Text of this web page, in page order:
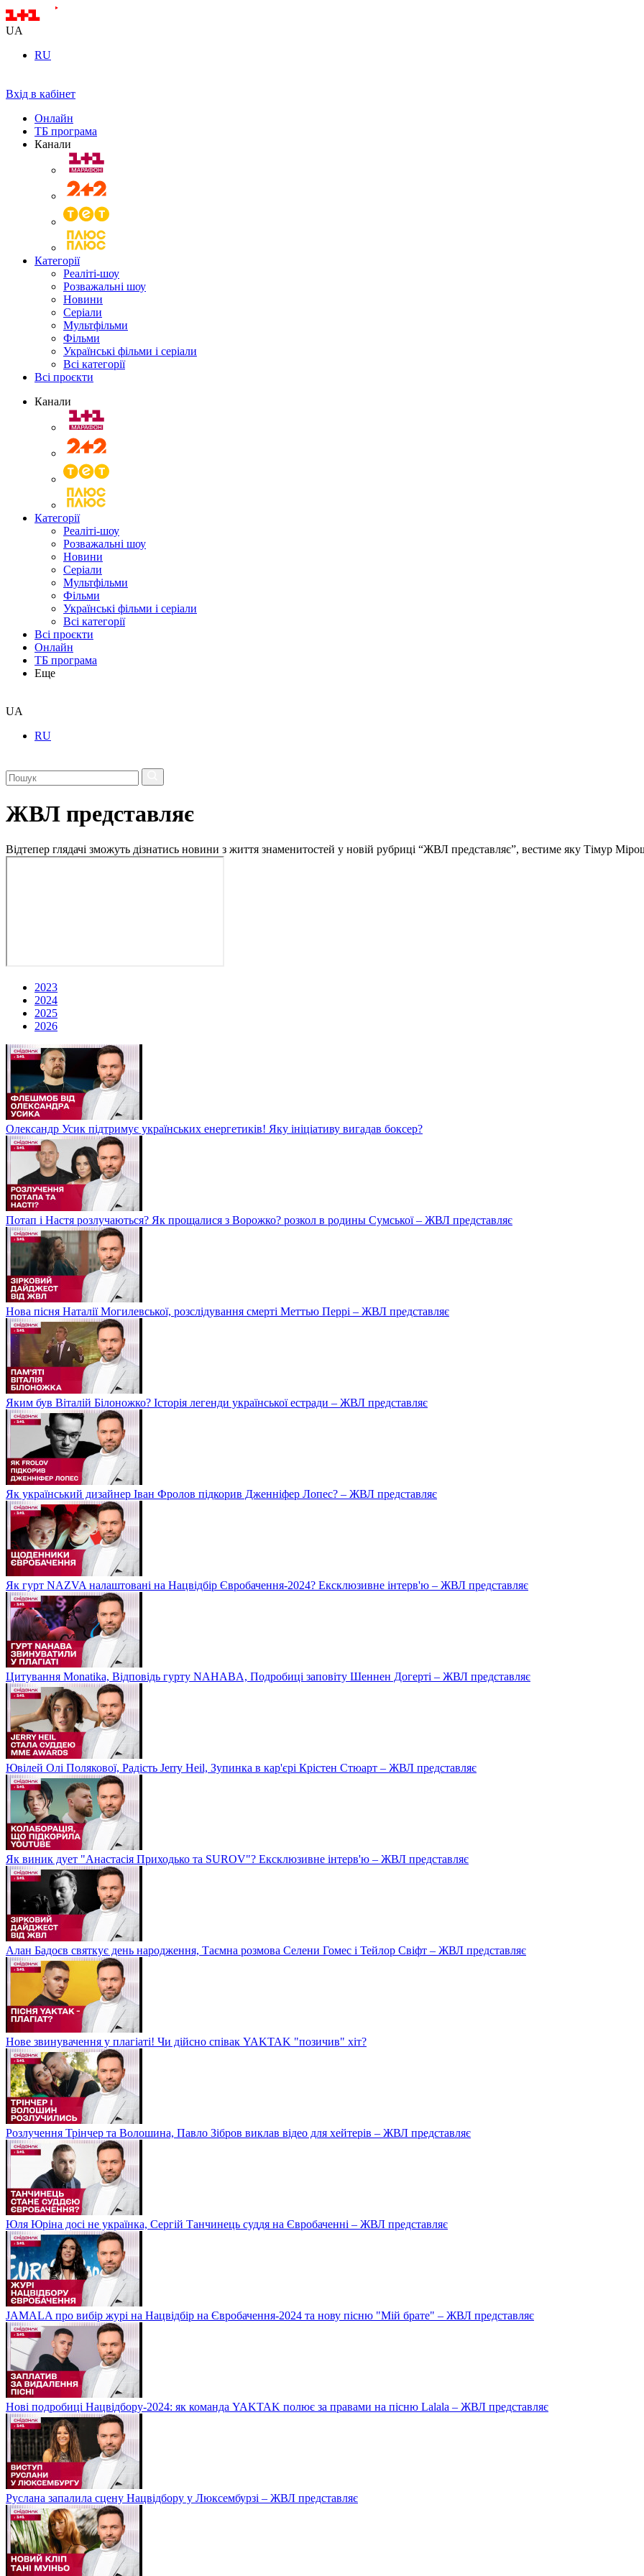
UA
RU
Вхід в кабінет
Онлайн
ТБ програма
Канали
Категорії
Реаліті-шоу
Розважальні шоу
Новини
Серіали
Мультфільми
Фільми
Українські фільми і серіали
Всі категорії
Всі проєкти
Канали
Категорії
Реаліті-шоу
Розважальні шоу
Новини
Серіали
Мультфільми
Фільми
Українські фільми і серіали
Всі категорії
Всі проєкти
Онлайн
ТБ програма
Еще
UA
RU
ЖВЛ представляє
Відтепер глядачі зможуть дізнатись новини з життя знаменитостей у новій рубриці “ЖВЛ представляє”, вестиме яку Тімур
2023
2024
2025
2026
Олександр Усик підтримує українських енергетиків! Яку ініціативу вигадав боксер?
Потап і Настя розлучаються? Як прощалися з Ворожко? розкол в родины Сумської – ЖВЛ представляє
Нова пісня Наталії Могилевської, розслідування смерті Меттью Перрі – ЖВЛ представляє
Яким був Віталій Білоножко? Історія легенди української естради – ЖВЛ представляє
Як український дизайнер Іван Фролов підкорив Дженніфер Лопес? – ЖВЛ представляє
Як гурт NAZVA налаштовані на Нацвідбір Євробачення-2024? Ексклюзивне інтерв'ю – ЖВЛ представляє
Цитування Monatikа, Відповідь гурту NAHABA, Подробиці заповіту Шеннен Догерті – ЖВЛ представляє
Ювілей Олі Полякової, Радість Jerry Heil, Зупинка в кар'єрі Крістен Стюарт – ЖВЛ представляє
Як виник дует "Анастасія Приходько та SUROV"? Ексклюзивне інтерв'ю – ЖВЛ представляє
Алан Бадоєв святкує день народження, Таємна розмова Селени Гомес і Тейлор Свіфт – ЖВЛ представляє
Нове звинувачення у плагіаті! Чи дійсно співак YAKTAK "позичив" хіт?
Розлучення Трінчер та Волошина, Павло Зібров виклав відео для хейтерів – ЖВЛ представляє
Юля Юріна досі не українка, Сергій Танчинець суддя на Євробаченні – ЖВЛ представляє
JAMALA про вибір журі на Нацвідбір на Євробачення-2024 та нову пісню "Мій брате" – ЖВЛ представляє
Нові подробиці Нацвідбору-2024: як команда YAKTAK полює за правами на пісню Lalala – ЖВЛ представляє
Руслана запалила сцену Нацвідбору у Люксембурзі – ЖВЛ представляє